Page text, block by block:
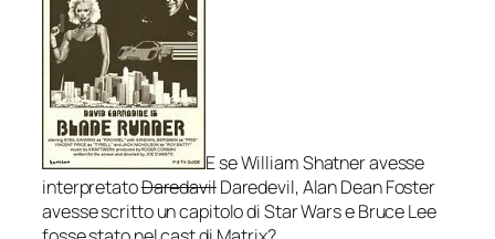
E se William Shatner avesse
interpretatoDaredavilDaredevil, Alan Dean Foster
avesse scritto un capitolo di Star Wars e Bruce Lee